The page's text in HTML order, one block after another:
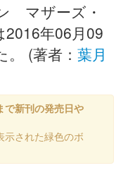
マザーズ・
2016年06月09
(著者： 葉月
で新刊の発売日や
示された緑色のボ